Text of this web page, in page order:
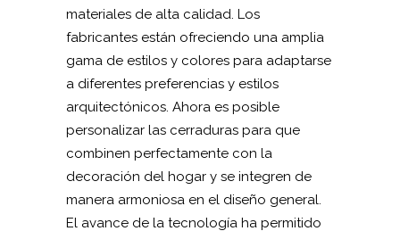
materiales de alta calidad. Los
fabricantes están ofreciendo una amplia
gama de estilos y colores para adaptarse
a diferentes preferencias y estilos
arquitectónicos. Ahora es posible
personalizar las cerraduras para que
combinen perfectamente con la
decoración del hogar y se integren de
manera armoniosa en el diseño general.
El avance de la tecnología ha permitido